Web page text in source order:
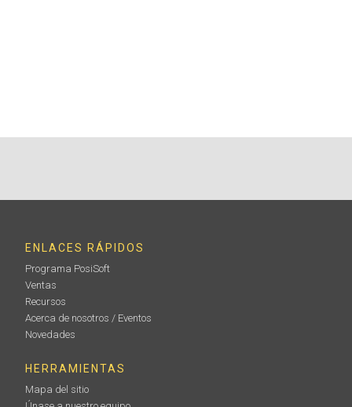
Láminas de plástico certificadas
recubiertas, con una menor precisión. Ideal para
ENLACES RÁPIDOS
Programa PosiSoft
Ventas
Recursos
Acerca de nosotros / Eventos
Novedades
HERRAMIENTAS
Mapa del sitio